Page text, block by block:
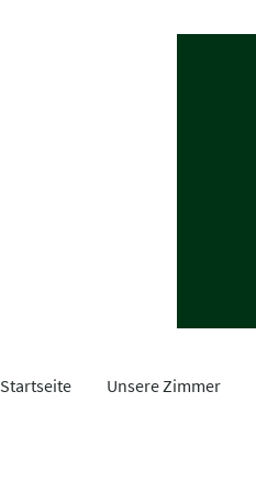
Startseite Unsere Zimmer